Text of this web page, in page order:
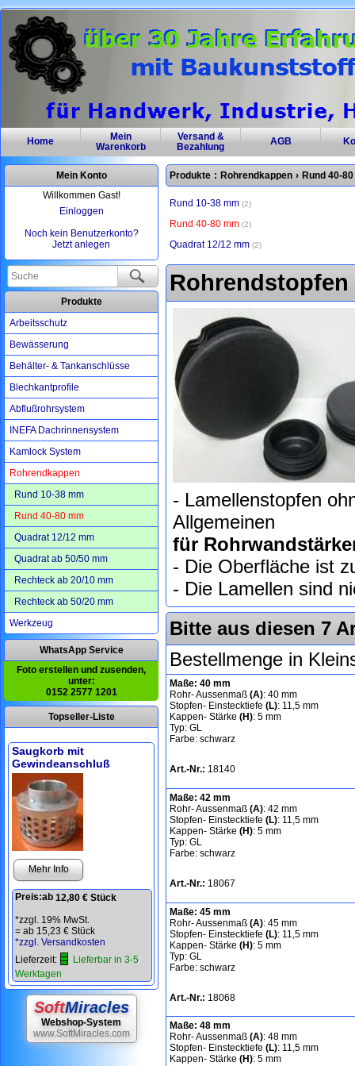
Home
Mein
Warenkorb
Versand &
Bezahlung
AGB
Mein Konto
Willkommen Gast!
Einloggen
Noch kein Benutzerkonto?
Jetzt anlegen
Produkte
Arbeitsschutz
Bewässerung
Behälter- & Tankanschlüsse
Blechkantprofile
Abflußrohrsystem
INEFA Dachrinnensystem
Kamlock System
Rohrendkappen
Rund 10-38 mm
Rund 40-80 mm
Quadrat 12/12 mm
Quadrat ab 50/50 mm
Rechteck ab 20/10 mm
Rechteck ab 50/20 mm
Werkzeug
WhatsApp Service
Foto erstellen und zusenden,
unter:
0152 2577 1201
Topseller-Liste
Saugkorb mit
Gewindeanschluß
Mehr Info
Preis:ab 12,80 € Stück
*zzgl. 19% MwSt.
= ab 15,23 € Stück
*zzgl. Versandkosten
Lieferzeit:
Lieferbar in 3-5
Werktagen
SoftMiracles
Webshop-System
www.SoftMiracles.com
Produkte : Rohrendkappen › Rund 40-
Rund 10-38 mm 2
Rund 40-80 mm 2
Quadrat 12/12 mm 2
Rohrendstopfen
- Lamellenstopfen
Allgemeinen
für
- Die Oberfläche ist
- Die Lamellen sind
Bitte aus diesen 7
Bestellmenge in
Maße: 40 mm
Rohr- Aussenmaß (A): 40 mm
Stopfen- Einstecktiefe (L): 11,5 mm
Kappen- Stärke (H): 5 mm
Typ: GL
Farbe: schwarz
Art.-Nr.: 18140
Maße: 42 mm
Rohr- Aussenmaß (A): 42 mm
Stopfen- Einstecktiefe (L): 11,5 mm
Kappen- Stärke (H): 5 mm
Typ: GL
Farbe: schwarz
Art.-Nr.: 18067
Maße: 45 mm
Rohr- Aussenmaß (A): 45 mm
Stopfen- Einstecktiefe (L): 11,5 mm
Kappen- Stärke (H): 5 mm
Typ: GL
Farbe: schwarz
Art.-Nr.: 18068
Maße: 48 mm
Rohr- Aussenmaß (A): 48 mm
Stopfen- Einstecktiefe (L): 11,5 mm
Kappen- Stärke (H): 5 mm